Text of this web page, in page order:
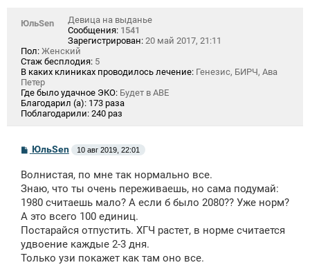
ЮльSen
Девица на выданье
Сообщения: 1541
Зарегистрирован: 20 май 2017, 21:11
Пол: Женский
Стаж бесплодия: 5
В каких клиниках проводилось лечение: Генезис, БИРЧ, Ава
Петер
Где было удачное ЭКО: Будет в АВЕ
Благодарил (а): 173 раза
Поблагодарили: 240 раз
С
б
щ
е
н
и
ЮльSen 10 авг 2019, 22:01
Волнистая, по мне так нормально все.
Знаю, что ты очень переживаешь, но сама подумай:
1980 считаешь мало? А если б было 2080?? Уже норм?
А это всего 100 единиц.
Постарайся отпустить. ХГЧ растет, в норме считается
удвоение каждые 2-3 дня.
Только узи покажет как там оно все.